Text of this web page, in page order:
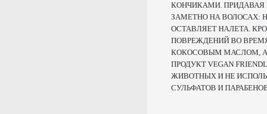
КОНЧИКАМИ. ПРИДАВАЯ
ЗАМЕТНО НА ВОЛОСАХ:
ОСТАВЛЯЕТ НАЛЕТА.
ПОВРЕЖДЕНИЙ ВО ВРЕМЯ
КОКОСОВЫМ МАСЛОМ,
ПРОДУКТ VEGAN
ЖИВОТНЫХ И НЕ
СУЛЬФАТОВ И